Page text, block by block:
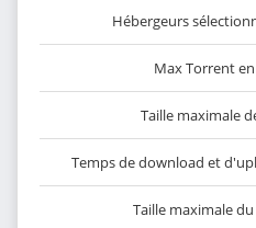
Hébergeurs
Max Torrent
Taille maximale
Temps de download et
Taille maximale